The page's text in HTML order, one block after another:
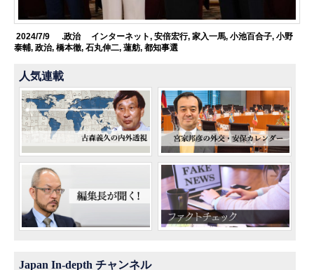
2024/7/9 .政治 インターネット, 安倍宏行, 家入一馬, 小池百合子, 小野
泰輔,政治,橋本徹,石丸伸二,蓮舫,都知事選
人気連載
Japan In-depth チャンネル